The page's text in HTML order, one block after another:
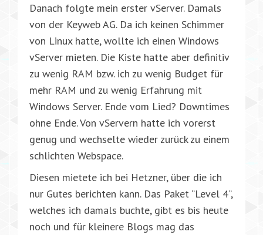
Danach folgte mein erster vServer. Damals
von der Keyweb AG. Da ich keinen Schimmer
von Linux hatte, wollte ich einen Windows
vServer mieten. Die Kiste hatte aber definitiv
zu wenig RAM bzw. ich zu wenig Budget für
mehr RAM und zu wenig Erfahrung mit
Windows Server. Ende vom Lied? Downtimes
ohne Ende. Von vServern hatte ich vorerst
genug und wechselte wieder zurück zu einem
schlichten Webspace.
Diesen mietete ich bei Hetzner, über die ich
nur Gutes berichten kann. Das Paket “Level 4”,
welches ich damals buchte, gibt es bis heute
noch und für kleinere Blogs mag das